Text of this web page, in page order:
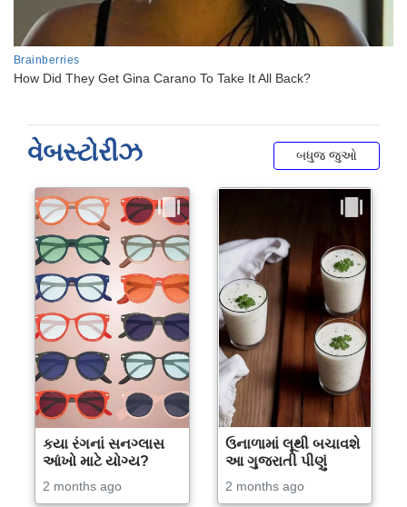
વેબસ્ટોરીઝ બધુજ જુઓ
કયા રંગનાં સનગ્લાસ
આંખો માટે યોગ્ય?
2 months ago
ઉનાળામાં લૂથી બચાવશે
આ ગુજરાતી પીણું
2 months ago